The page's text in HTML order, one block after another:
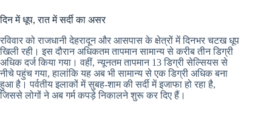
दिन में धूप, रात में सर्दी का असर
रविवार को राजधानी देहरादून और आसपास के क्षेत्रों में दिनभर चटख धूप
खिली रही। इस दौरान अधिकतम तापमान सामान्य से करीब तीन डिग्री
अधिक दर्ज किया गया। वहीं, न्यूनतम तापमान 13 डिग्री सेल्सियस से
नीचे पहुंच गया, हालांकि यह अब भी सामान्य से एक डिग्री अधिक बना
हुआ है। पर्वतीय इलाकों में सुबह-शाम की सर्दी में इजाफा हो रहा है,
जिससे लोगों ने अब गर्म कपड़े निकालने शुरू कर दिए हैं।